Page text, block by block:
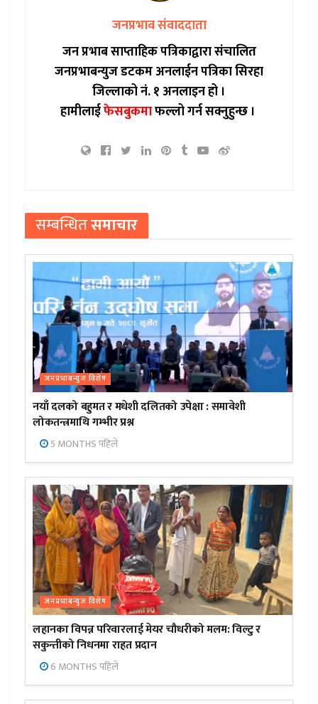
जनप्रभाव संवाददाता
जन प्रभाब साप्ताहिक पत्रिकाद्वारा संचालित
जनप्रभाबन्युज डटकम अनलाईन पत्रिका सिरहा
जिल्लाको नं. १ अनलाइन हो ।
हामीलाईफेसबुकमाफल्लो गर्न सक्नुहुन्छ ।
सम्बन्धितसमाचार
जनप्रभाबन्युज विशेष
नयाँ दलको बहुमत र मधेशी दलितको उपेक्षा : समावेशी
लोकतन्त्रमाथि गम्भीर प्रश्न
5 MONTHS पहिले
जनप्रभाबन्युज विशेष
लहानका विपन्न परिवारलाई मेयर चौधरीको मलम: विल्टु र
सकुन्तीको निधनमा राहत प्रदान
6 MONTHS पहिले